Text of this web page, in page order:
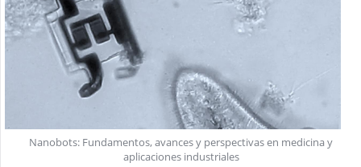
Nanobots: Fundamentos, avances y perspectivas en medicina y
aplicaciones industriales